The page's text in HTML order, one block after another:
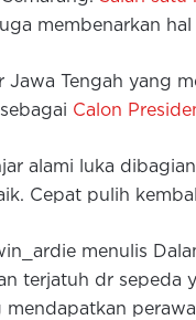
membenarkan
Jawa Tengah yang
Calon
alami luka
Cepat pulih
menulis
terjatuh dr sepeda
mendapatkan